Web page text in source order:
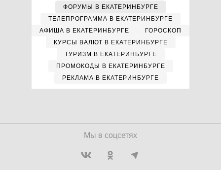
ФОРУМЫ В ЕКАТЕРИНБУРГЕ
ТЕЛЕПРОГРАММА В ЕКАТЕРИНБУРГЕ
АФИША В ЕКАТЕРИНБУРГЕ
ГОРОСКОП
КУРСЫ ВАЛЮТ В ЕКАТЕРИНБУРГЕ
ТУРИЗМ В ЕКАТЕРИНБУРГЕ
ПРОМОКОДЫ В ЕКАТЕРИНБУРГЕ
РЕКЛАМА В ЕКАТЕРИНБУРГЕ
Мы в соцсетях